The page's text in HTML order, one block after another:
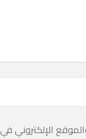
الإلكتروني